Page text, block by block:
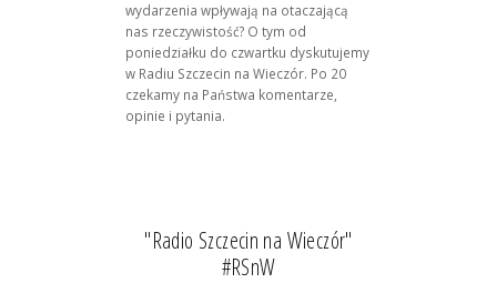
wydarzenia wpływają na otaczającą
nas rzeczywistość? O tym od
poniedziałku do czwartku dyskutujemy
w Radiu Szczecin na Wieczór. Po 20
czekamy na Państwa komentarze,
opinie i pytania.
"Radio Szczecin na Wieczór"
#RSnW